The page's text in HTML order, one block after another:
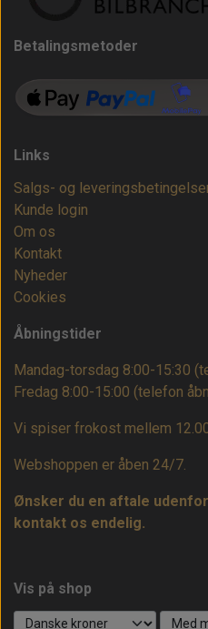
Betalingsmetoder
Links
Salgs- og
Kunde login
Om os
Kontakt
Nyheder
Cookies
Åbningstider
Mandag-torsdag 8:00-15:30
Fredag 8:00-15:00 (telefon
Vi spiser frokost mellem
Webshoppen er åben 24/7.
Ønsker du en aftale
kontakt os endelig.
Vis på shop